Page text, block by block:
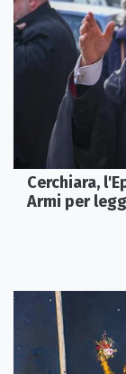
Cerchiara,
Armi per